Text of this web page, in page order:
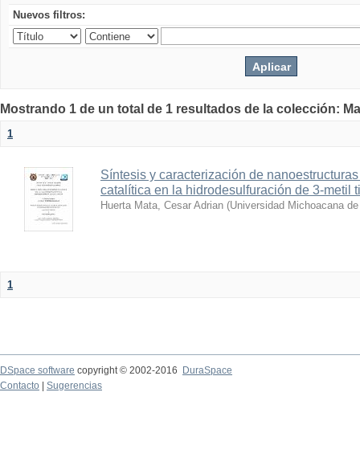
Nuevos filtros:
Mostrando 1 de un total de 1 resultados de la colección:
1
Síntesis y caracterización de
catalítica en la hidrodesulfuración de 3-metil
Huerta Mata, Cesar Adrian (Universidad Michoacana
1
DSpace software copyright © 2002-2016
DuraSpace
Contacto
Sugerencias